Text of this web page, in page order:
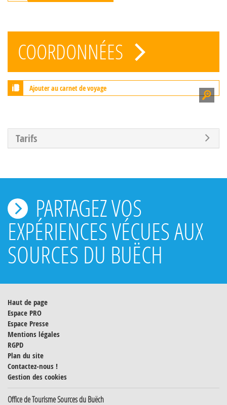
COORDONNÉES
Ajouter au carnet de voyage
Tarifs
PARTAGEZ VOS
EXPÉRIENCES VÉCUES AUX
SOURCES DU BUËCH
Haut de page
Espace PRO
Espace Presse
Mentions légales
RGPD
Plan du site
Contactez-nous !
Gestion des cookies
Office de Tourisme Sources du Buëch